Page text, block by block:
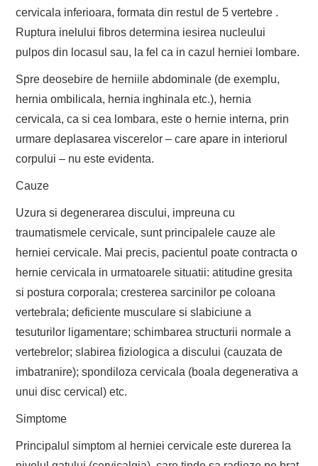
cervicala inferioara, formata din restul de 5 vertebre .
Ruptura inelului fibros determina iesirea nucleului
pulpos din locasul sau, la fel ca in cazul herniei lombare.
Spre deosebire de herniile abdominale (de exemplu,
hernia ombilicala, hernia inghinala etc.), hernia
cervicala, ca si cea lombara, este o hernie interna, prin
urmare deplasarea viscerelor – care apare in interiorul
corpului – nu este evidenta.
Cauze
Uzura si degenerarea discului, impreuna cu
traumatismele cervicale, sunt principalele cauze ale
herniei cervicale. Mai precis, pacientul poate contracta o
hernie cervicala in urmatoarele situatii: atitudine gresita
si postura corporala; cresterea sarcinilor pe coloana
vertebrala; deficiente musculare si slabiciune a
tesuturilor ligamentare; schimbarea structurii normale a
vertebrelor; slabirea fiziologica a discului (cauzata de
imbatranire); spondiloza cervicala (boala degenerativa a
unui disc cervical) etc.
Simptome
Principalul simptom al herniei cervicale este durerea la